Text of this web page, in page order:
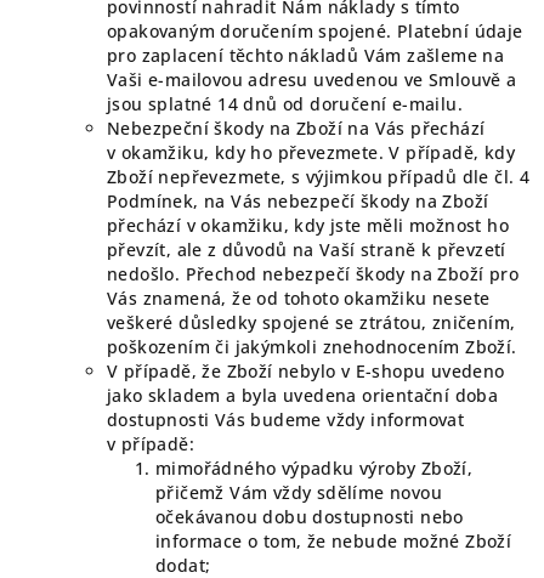
povinností nahradit Nám náklady s tímto
opakovaným doručením spojené. Platební údaje
pro zaplacení těchto nákladů Vám zašleme na
Vaši e-mailovou adresu uvedenou ve Smlouvě a
jsou splatné 14 dnů od doručení e-mailu.
Nebezpeční škody na Zboží na Vás přechází
v okamžiku, kdy ho převezmete. V případě, kdy
Zboží nepřevezmete, s výjimkou případů dle čl. 4
Podmínek, na Vás nebezpečí škody na Zboží
přechází v okamžiku, kdy jste měli možnost ho
převzít, ale z důvodů na Vaší straně k převzetí
nedošlo. Přechod nebezpečí škody na Zboží pro
Vás znamená, že od tohoto okamžiku nesete
veškeré důsledky spojené se ztrátou, zničením,
poškozením či jakýmkoli znehodnocením Zboží.
V případě, že Zboží nebylo v E-shopu uvedeno
jako skladem a byla uvedena orientační doba
dostupnosti Vás budeme vždy informovat
v případě:
mimořádného výpadku výroby Zboží,
přičemž Vám vždy sdělíme novou
očekávanou dobu dostupnosti nebo
informace o tom, že nebude možné Zboží
dodat;